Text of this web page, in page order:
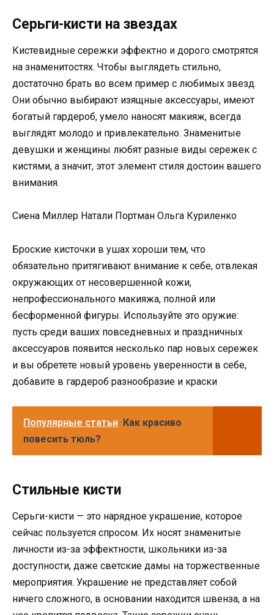
Серьги-кисти на звездах
Кистевидные сережки эффектно и дорого смотрятся
на знаменитостях. Чтобы выглядеть стильно,
достаточно брать во всем пример с любимых звезд.
Они обычно выбирают изящные аксессуары, имеют
богатый гардероб, умело наносят макияж, всегда
выглядят молодо и привлекательно. Знаменитые
девушки и женщины любят разные виды сережек с
кистями, а значит, этот элемент стиля достоин вашего
внимания.
Сиена Миллер Натали Портман Ольга Куриленко
Броские кисточки в ушах хороши тем, что
обязательно притягивают внимание к себе, отвлекая
окружающих от несовершенной кожи,
непрофессионального макияжа, полной или
бесформенной фигуры. Используйте это оружие:
пусть среди ваших повседневных и праздничных
аксессуаров появится несколько пар новых сережек
и вы обретете новый уровень уверенности в себе,
добавите в гардероб разнообразие и краски
Популярные статьи Как красиво
повесить тюль?
Стильные кисти
Серьги-кисти — это нарядное украшение, которое
сейчас пользуется спросом. Их носят знаменитые
личности из-за эффектности, школьники из-за
доступности, даже светские дамы на торжественные
мероприятия. Украшение не представляет собой
ничего сложного, в основании находится швенза, а на